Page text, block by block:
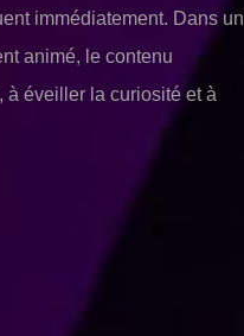
immédiatement. Dans un
animé, le contenu
à éveiller la curiosité et à